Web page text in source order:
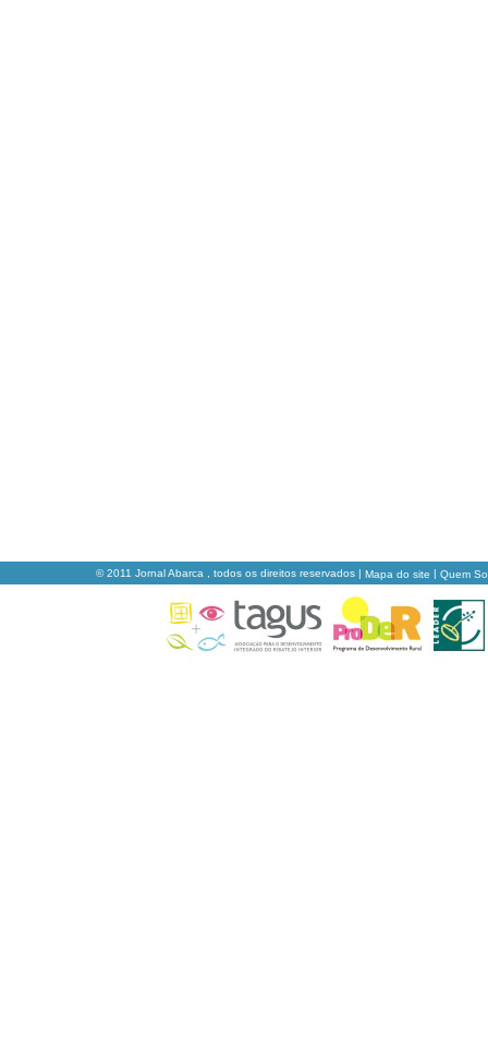
© 2011 Jornal Abarca , todos os direitos reservados | Mapa do site | Quem